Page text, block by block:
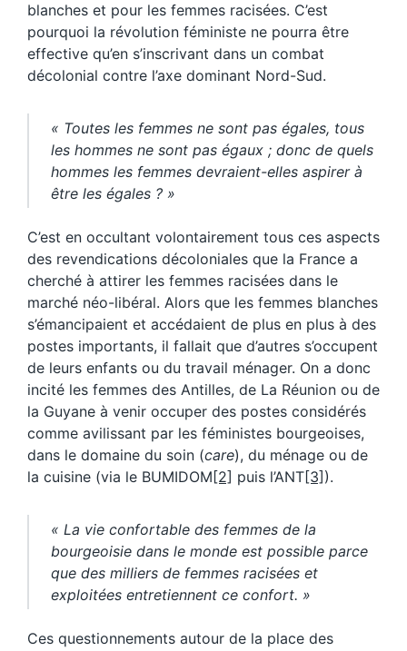
blanches et pour les femmes racisées. C’est
pourquoi la révolution féministe ne pourra être
effective qu’en s’inscrivant dans un combat
décolonial contre l’axe dominant Nord-Sud.
« Toutes les femmes ne sont pas égales, tous
les hommes ne sont pas égaux ; donc de quels
hommes les femmes devraient-elles aspirer à
être les égales ? »
C’est en occultant volontairement tous ces aspects
des revendications décoloniales que la France a
cherché à attirer les femmes racisées dans le
marché néo-libéral. Alors que les femmes blanches
s’émancipaient et accédaient de plus en plus à des
postes importants, il fallait que d’autres s’occupent
de leurs enfants ou du travail ménager. On a donc
incité les femmes des Antilles, de La Réunion ou de
la Guyane à venir occuper des postes considérés
comme avilissant par les féministes bourgeoises,
dans le domaine du soin (care), du ménage ou de
la cuisine (via le BUMIDOM [2] puis l’ANT[3] ).
« La vie confortable des femmes de la
bourgeoisie dans le monde est possible parce
que des milliers de femmes racisées et
exploitées entretiennent ce confort. »
Ces questionnements autour de la place des